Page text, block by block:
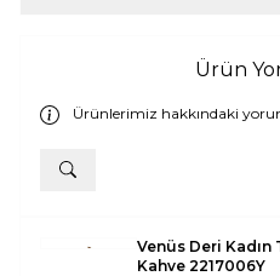
Ürün
Ürünlerimiz hakkındaki
Venüs Deri
Kahve 2217006Y